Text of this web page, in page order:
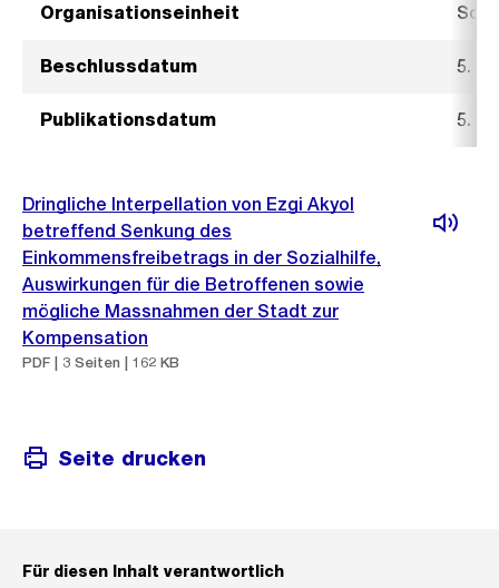
Organisationseinheit
Beschlussdatum 5.
Publikationsdatum 5.
Dringliche Interpellation von Ezgi Akyol
betreffend Senkung des
Einkommensfreibetrags in der Sozialhilfe,
Auswirkungen für die Betroffenen sowie
mögliche Massnahmen der Stadt zur
Kompensation
PDF | 3 Seiten | 162 KB
Seite drucken
Für diesen Inhalt verantwortlich